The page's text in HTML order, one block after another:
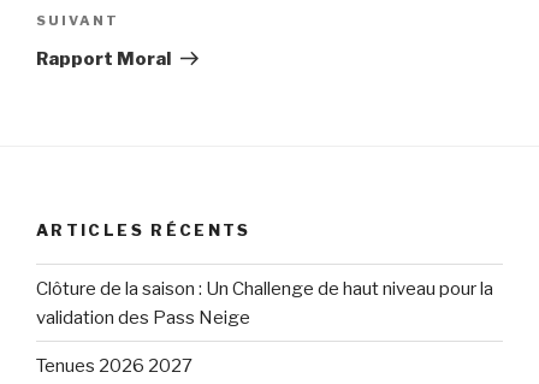
Article
suivant
SUIVANT
Rapport Moral
ARTICLES RÉCENTS
Clôture de la saison : Un Challenge de haut niveau pour la
validation des Pass Neige
Tenues 2026 2027